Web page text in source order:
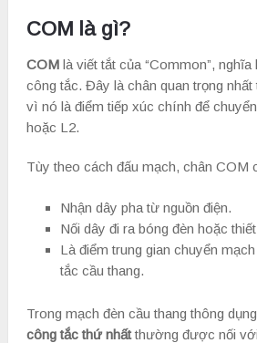
COM là gì?
COMlà viết tắt của “Common”, nghĩa
công tắc. Đây là chân quan trọng nhất
vì nó là điểm tiếp xúc chính để
hoặc L2.
Tùy theo cách đấu mạch, chân COM
Nhận dây pha từ nguồn điện.
Nối dây đi ra bóng đèn hoặc
Là điểm trung gian chuyển
tắc cầu thang.
Trong mạch đèn cầu thang thông
công tắc thứ nhấtthường được nối